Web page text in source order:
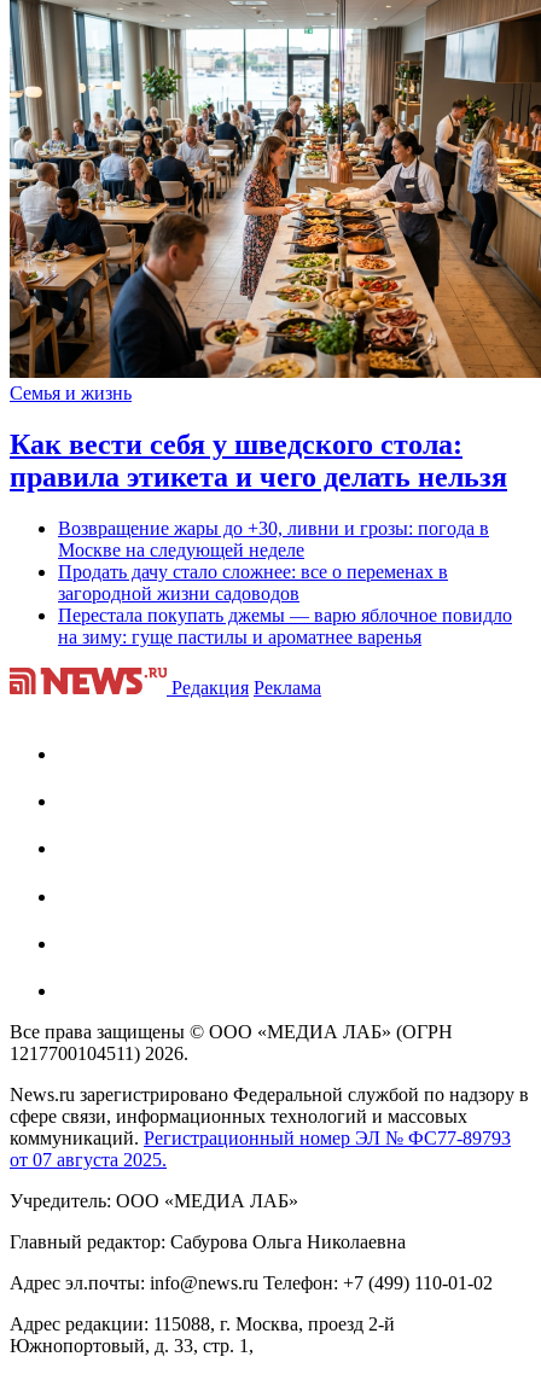
Семья и жизнь
Как вести себя у шведского стола:
правила этикета и чего делать нельзя
Возвращение жары до +30, ливни и грозы: погода в
Москве на следующей неделе
Продать дачу стало сложнее: все о переменах в
загородной жизни садоводов
Перестала покупать джемы — варю яблочное повидло
на зиму: гуще пастилы и ароматнее варенья
Редакция Реклама
Все права защищены © ООО «МЕДИА ЛАБ» (ОГРН
1217700104511) 2026.
News.ru зарегистрировано Федеральной службой по надзору в
сфере связи, информационных технологий и массовых
коммуникаций. Регистрационный номер ЭЛ № ФС77-89793
от 07 августа 2025.
Учредитель: ООО «МЕДИА ЛАБ»
Главный редактор: Сабурова Ольга Николаевна
Адрес эл.почты: info@news.ru Телефон: +7 (499) 110-01-02
Адрес редакции: 115088, г. Москва, проезд 2-й
Южнопортовый, д. 33, стр. 1,